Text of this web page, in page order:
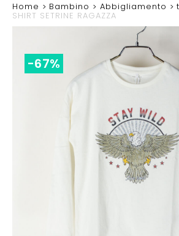
Home Bambino Abbigliamento
SHIRT SETRINE RAGAZZA
-67%